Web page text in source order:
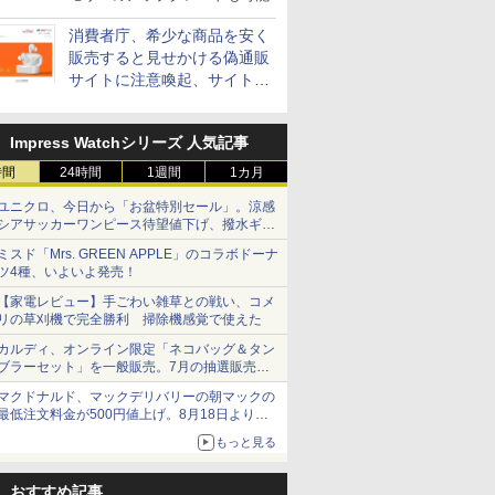
消費者庁、希少な商品を安く
販売すると見せかける偽通販
サイトに注意喚起、サイト名
Impress Watchシリーズ 人気記事
24時間 1週間 1カ月
ニクロ、今日から「お盆特別セール」。涼感
アサッカーワンピース待望値下げ、撥水ギア
ョーツは1990円に
スド「Mrs. GREEN APPLE」のコラボドーナ
4種、いよいよ発売！
家電レビュー】手ごわい雑草との戦い、コメ
の草刈機で完全勝利 掃除機感覚で使えた
ルディ、オンライン限定「ネコバッグ＆タン
ラーセット」を一般販売。7月の抽選販売の
選無効分
クドナルド、マックデリバリーの朝マックの
低注文料金が500円値上げ。8月18日より
もっと見る